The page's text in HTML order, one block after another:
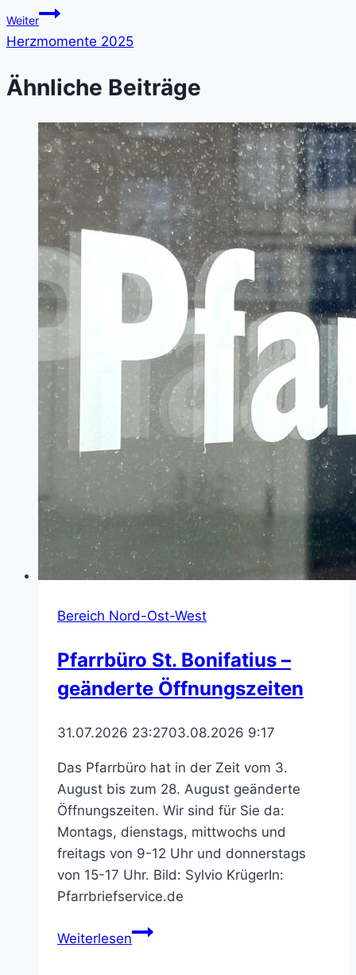
Weiter
Herzmomente 2025
Ähnliche Beiträge
Bereich Nord-Ost-West
Pfarrbüro St. Bonifatius –
geänderte Öffnungszeiten
31.07.2026 23:2703.08.2026 9:17
Das Pfarrbüro hat in der Zeit vom 3.
August bis zum 28. August geänderte
Öffnungszeiten. Wir sind für Sie da:
Montags, dienstags, mittwochs und
freitags von 9-12 Uhr und donnerstags
von 15-17 Uhr. Bild: Sylvio KrügerIn:
Pfarrbriefservice.de
WeiterlesenPfarrbüro